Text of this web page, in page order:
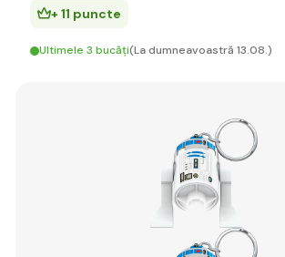
+ 11 puncte
Ultimele 3 bucăți(La dumneavoastră 13.08.)